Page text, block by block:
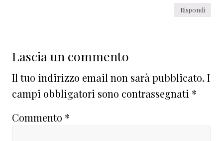
Rispondi
Lascia un commento
Il tuo indirizzo email non sarà pubblicato. I
campi obbligatori sono contrassegnati *
Commento *